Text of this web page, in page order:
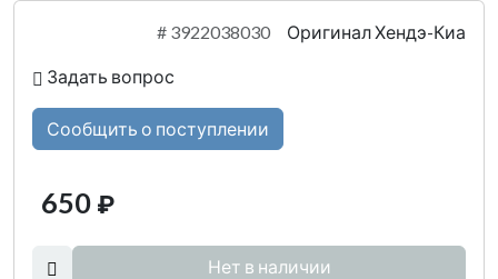
# 3922038030 Оригинал Хендэ-Киа
Задать вопрос
Сообщить о поступлении
650 ₽
Нет в наличии